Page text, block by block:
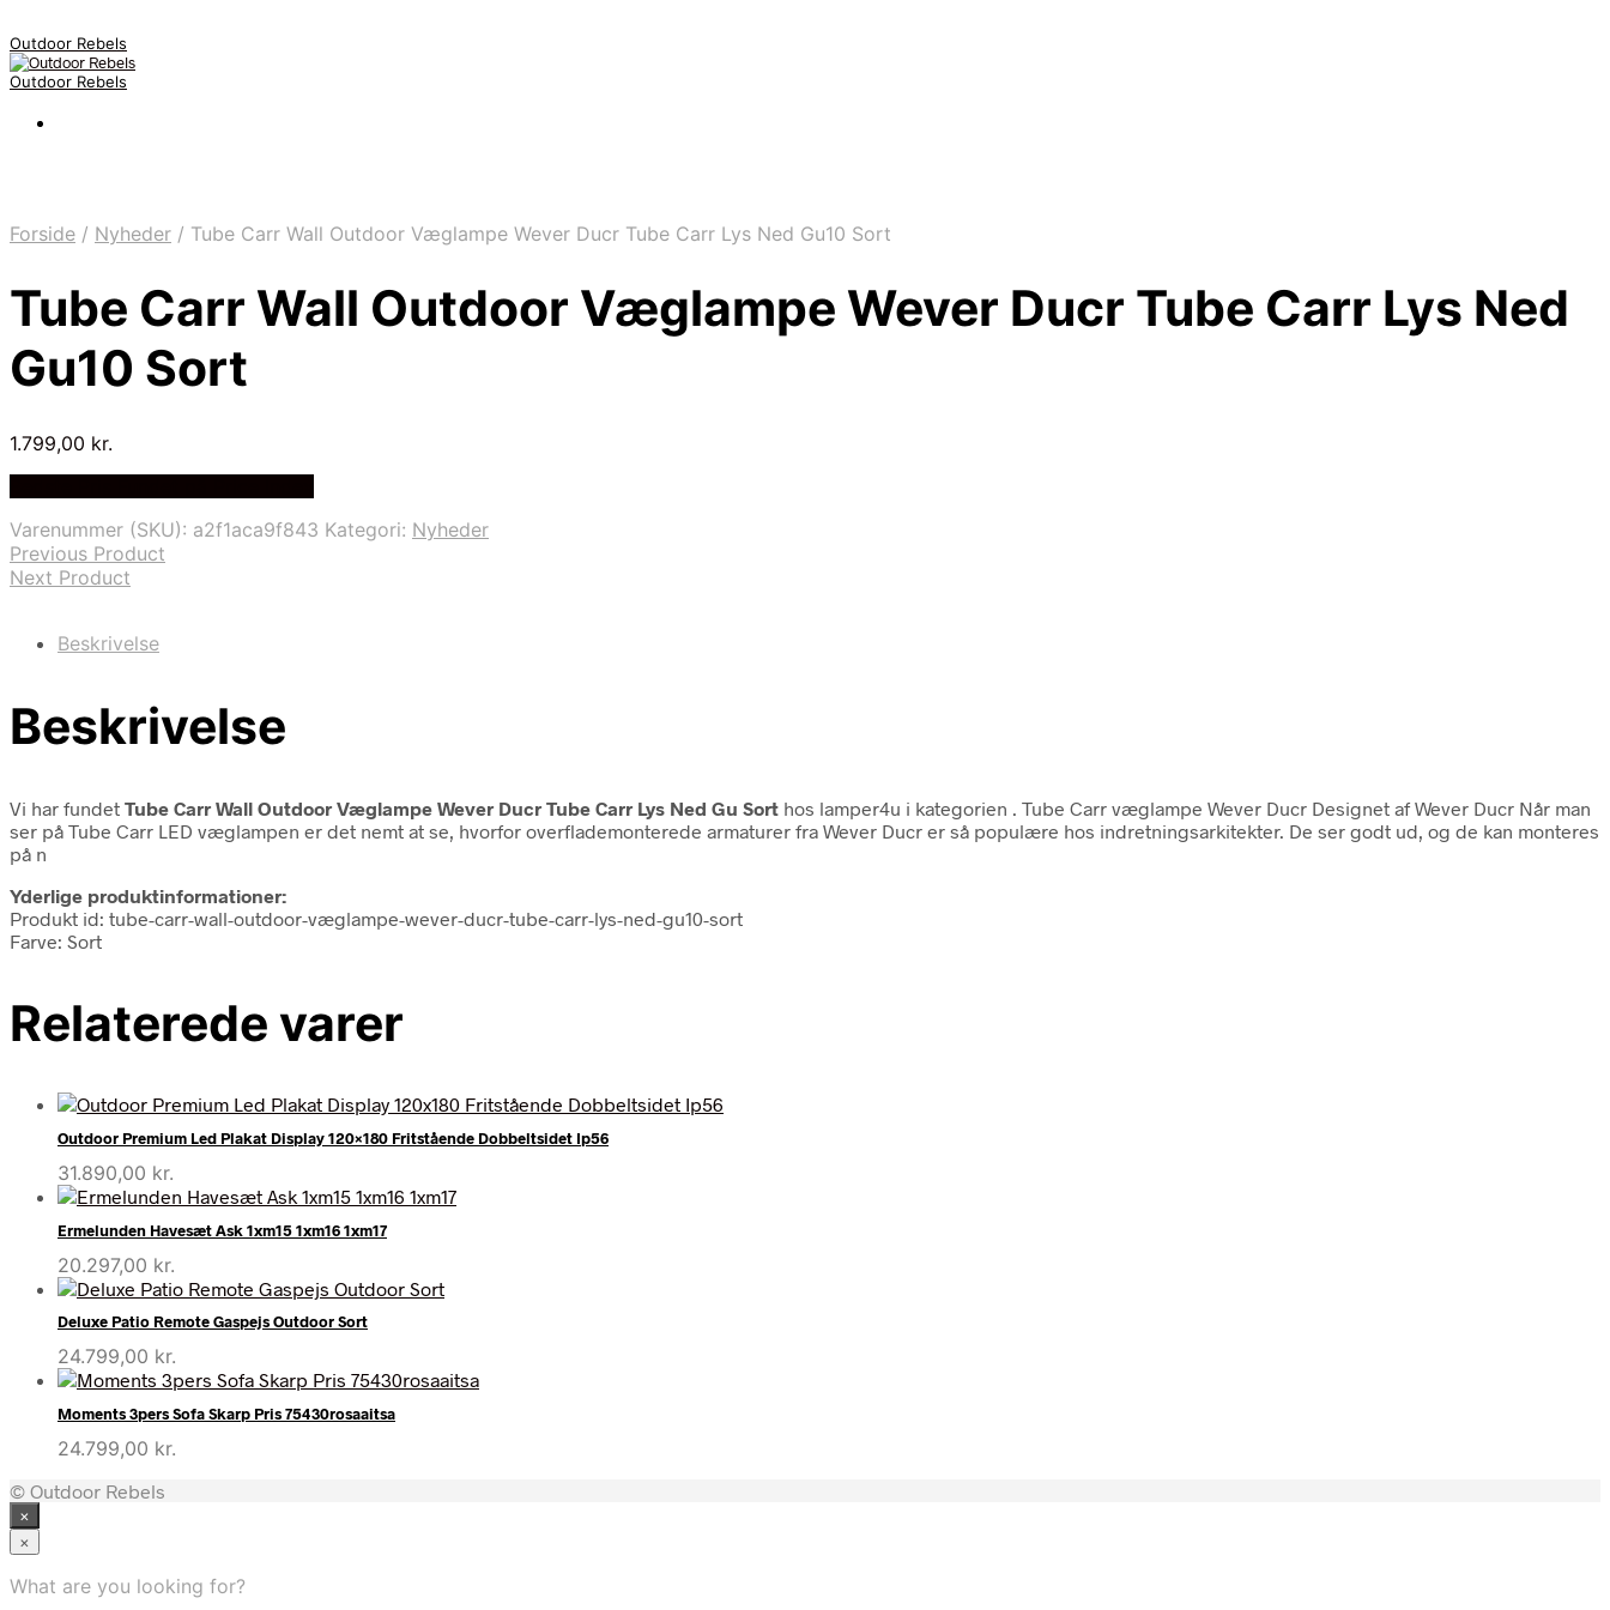
Outdoor Rebels
Outdoor Rebels
Forside / Nyheder / Tube Carr Wall Outdoor Væglampe Wever Ducr Tube Carr Lys Ned Gu10 Sort
Tube Carr Wall Outdoor Væglampe Wever Ducr Tube Carr Lys Ned
Gu10 Sort
1.799,00 kr.
Varenummer (SKU): a2f1aca9f843 Kategori: Nyheder
Previous Product
Next Product
Beskrivelse
Beskrivelse
Vi har fundet Tube Carr Wall Outdoor Væglampe Wever Ducr Tube Carr Lys Ned Gu Sort hos lamper4u i kategorien
. Tube Carr væglampe Wever Ducr Designet af Wever Ducr Når man
ser på Tube Carr LED væglampen er det nemt at se, hvorfor overflademonterede armaturer fra Wever Ducr er så populære hos indretningsarkitekter. De ser godt ud, og de kan monteres
på n
Yderlige produktinformationer:
Produkt id: tube-carr-wall-outdoor-væglampe-wever-ducr-tube-carr-lys-ned-gu10-sort
Farve: Sort
Relaterede varer
Outdoor Premium Led Plakat Display 120×180 Fritstående Dobbeltsidet Ip56
31.890,00 kr.
Ermelunden Havesæt Ask 1xm15 1xm16 1xm17
20.297,00 kr.
Deluxe Patio Remote Gaspejs Outdoor Sort
24.799,00 kr.
Moments 3pers Sofa Skarp Pris 75430rosaaitsa
24.799,00 kr.
© Outdoor Rebels
×
×
What are you looking for?